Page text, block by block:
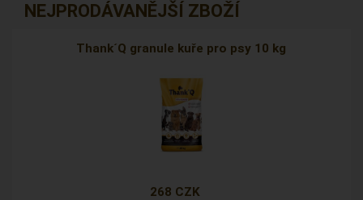
NEJPRODÁVANĚJŠÍ ZBOŽÍ
Thank´Q granule kuře pro psy 10 kg
268 CZK